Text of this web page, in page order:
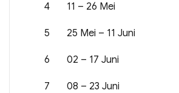
4 11 – 26 Mei
5 25 Mei – 11 Juni
6 02 – 17 Juni
7 08 – 23 Juni